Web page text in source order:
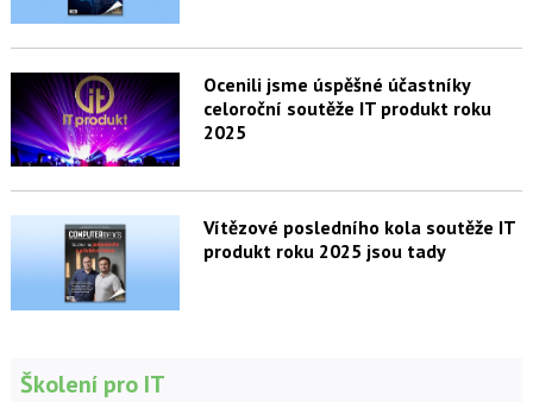
Ocenili jsme úspěšné účastníky
celoroční soutěže IT produkt roku
2025
Vítězové posledního kola soutěže IT
produkt roku 2025 jsou tady
Školení pro IT